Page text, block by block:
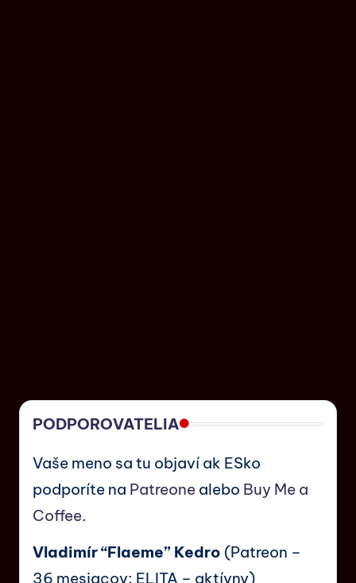
PODPOROVATELIA
Vaše meno sa tu objaví ak ESko
podporíte na Patreone alebo Buy Me a
Coffee.
Vladimír “Flaeme” Kedro (Patreon –
36 mesiacov; ELITA – aktívny)